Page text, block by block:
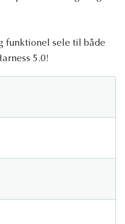
funktionel sele til både
5.0!